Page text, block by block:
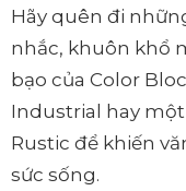
Hãy quên đi
nhắc, khuôn khổ
bạo của Color
Industrial hay
Rustic để khiến
sức sống.